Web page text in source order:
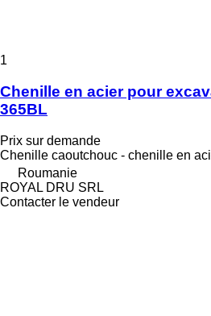
1
Chenille en acier pour
365BL
Prix sur demande
Chenille caoutchouc - chenille en
Roumanie
ROYAL DRU SRL
Contacter le vendeur